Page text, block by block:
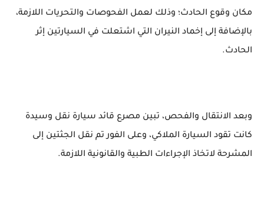
مكان وقوع الحادث؛ وذلك لعمل الفحوصات والتحريات اللازمة،
بالإضافة إلى إخماد النيران التي اشتعلت في السيارتين إثر
الحادث.
وبعد الانتقال والفحص، تبين مصرع قائد سيارة نقل وسيدة
كانت تقود السيارة الملاكي، وعلى الفور تم نقل الجثتين إلى
المشرحة لاتخاذ الإجراءات الطبية والقانونية اللازمة.